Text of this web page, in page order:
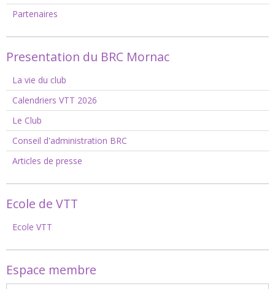
Partenaires
Presentation du BRC Mornac
La vie du club
Calendriers VTT 2026
Le Club
Conseil d'administration BRC
Articles de presse
Ecole de VTT
Ecole VTT
Espace membre